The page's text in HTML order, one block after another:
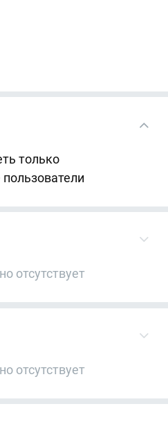
только
отсутствует
отсутствует